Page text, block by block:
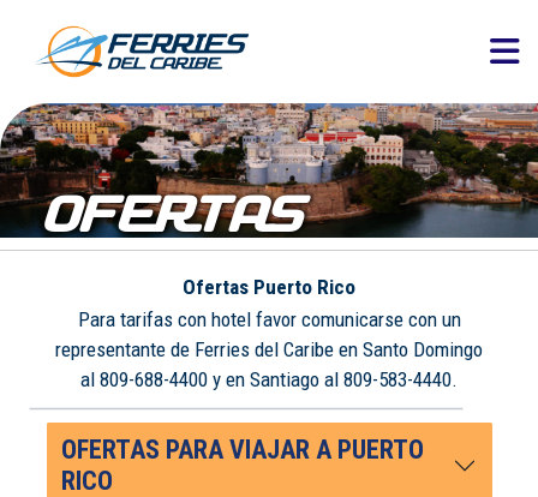
OFERTAS
Ofertas Puerto Rico
Para tarifas con hotel favor comunicarse con un
representante de Ferries del Caribe en Santo Domingo
al 809-688-4400 y en Santiago al 809-583-4440.
OFERTAS PARA VIAJAR A PUERTO
RICO